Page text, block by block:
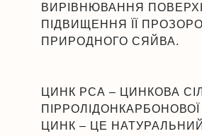
ВИРІВНЮВАННЯ
ПІДВИЩЕННЯ ЇЇ
ПРИРОДНОГО СЯЙВА.
ЦИНК РСА – ЦИНКОВА
ЦИНК – ЦЕ